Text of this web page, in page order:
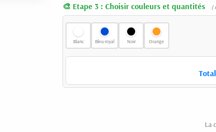
Etape 3 : Choisir couleurs et quantités (
Blanc Bleu royal Noir Orange
La